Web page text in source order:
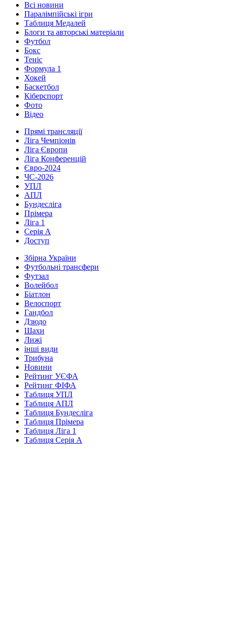
Всі новини
Паралімпійські ігри
Таблиця Медалей
Блоги та авторські матеріали
Футбол
Бокс
Теніс
Формула 1
Хокей
Баскетбол
Кіберспорт
Фото
Відео
Прямі трансляції
Ліга Чемпіонів
Ліга Європи
Ліга Конференцій
Євро-2024
ЧС-2026
УПЛ
АПЛ
Бундесліга
Прімера
Ліга 1
Серія А
Доступ
Збірна України
Футбольні трансфери
Футзал
Волейбол
Біатлон
Велоспорт
Гандбол
Дзюдо
Шахи
Лижі
інші види
Трибуна
Новини
Рейтинг УЄФА
Рейтинг ФІФА
Таблиця УПЛ
Таблиця АПЛ
Таблиця Бундесліга
Таблиця Прімера
Таблиця Ліга 1
Таблиця Серія А